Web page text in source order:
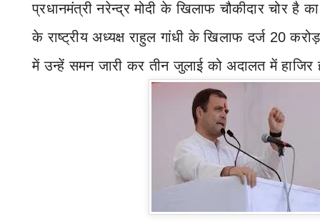
प्रधानमंत्री नरेन्द्र मोदी के खिलाफ चौकीदार चोर है
के राष्ट्रीय अध्यक्ष राहुल गांधी के खिलाफ दर्ज 20
में उन्हें समन जारी कर तीन जुलाई को अदालत में